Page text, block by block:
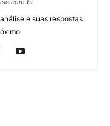
e suas respostas